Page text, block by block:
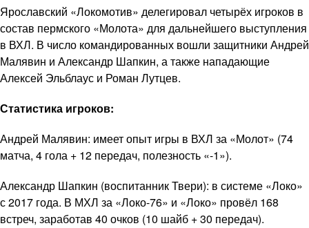
Ярославский «Локомотив» делегировал четырёх игроков в
состав пермского «Молота» для дальнейшего выступления
в ВХЛ. В число командированных вошли защитники Андрей
Малявин и Александр Шапкин, а также нападающие
Алексей Эльблаус и Роман Лутцев.
Статистика игроков:
Андрей Малявин: имеет опыт игры в ВХЛ за «Молот» (74
матча, 4 гола + 12 передач, полезность «-1»).
Александр Шапкин (воспитанник Твери): в системе «Локо»
с 2017 года. В МХЛ за «Локо-76» и «Локо» провёл 168
встреч, заработав 40 очков (10 шайб + 30 передач).